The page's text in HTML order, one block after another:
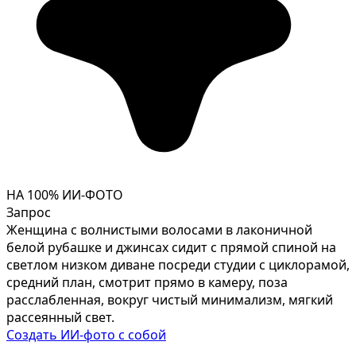
НА 100% ИИ-ФОТО
Запрос
Женщина с волнистыми волосами в лаконичной
белой рубашке и джинсах сидит с прямой спиной на
светлом низком диване посреди студии с циклорамой,
средний план, смотрит прямо в камеру, поза
расслабленная, вокруг чистый минимализм, мягкий
рассеянный свет.
Создать ИИ-фото с собой